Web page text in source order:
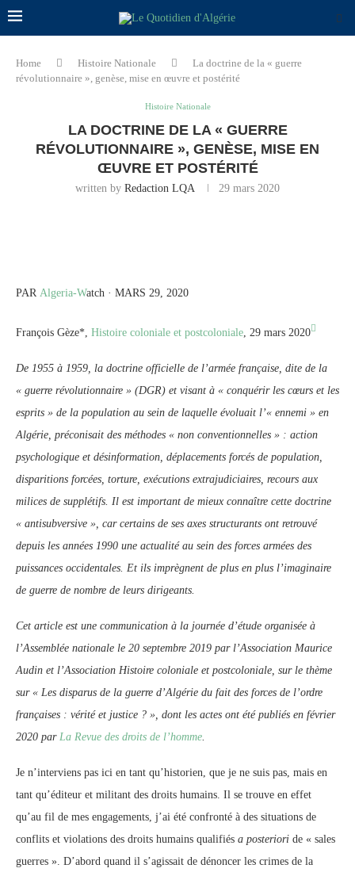
Home Histoire Nationale
La doctrine de la « guerre
révolutionnaire », genèse, mise en œuvre et postérité
Histoire Nationale
LA DOCTRINE DE LA « GUERRE
RÉVOLUTIONNAIRE », GENÈSE, MISE EN
ŒUVRE ET POSTÉRITÉ
written by Redaction LQA 29 mars 2020
PAR Algeria-Watch · MARS 29, 2020
François Gèze*, Histoire coloniale et postcoloniale , 29 mars 2020
De 1955 à 1959, la doctrine officielle de l’armée française, dite de la
« guerre révolutionnaire » (DGR) et visant à « conquérir les cœurs et les
esprits » de la population au sein de laquelle évoluait l’« ennemi » en
Algérie, préconisait des méthodes « non conventionnelles » : action
psychologique et désinformation, déplacements forcés de population,
disparitions forcées, torture, exécutions extrajudiciaires, recours aux
milices de supplétifs. Il est important de mieux connaître cette doctrine
« antisubversive », car certains de ses axes structurants ont retrouvé
depuis les années 1990 une actualité au sein des forces armées des
puissances occidentales. Et ils imprègnent de plus en plus l’imaginaire
de guerre de nombre de leurs dirigeants.
Cet article est une communication à la journée d’étude organisée à
l’Assemblée nationale le 20 septembre 2019 par l’Association Maurice
Audin et l’Association Histoire coloniale et postcoloniale, sur le thème
sur « Les disparus de la guerre d’Algérie du fait des forces de l’ordre
françaises : vérité et justice ? », dont les actes ont été publiés en février
2020 par La Revue des droits de l’homme
Je n’interviens pas ici en tant qu’historien, que je ne suis pas, mais en
tant qu’éditeur et militant des droits humains. Il se trouve en effet
qu’au fil de mes engagements, j’ai été confronté à des situations de
conflits et violations des droits humains qualifiés a posteriori de « sales
guerres ». D’abord quand il s’agissait de dénoncer les crimes de la